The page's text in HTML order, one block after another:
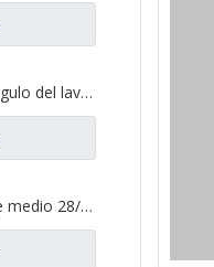
Engranaje medio del ángulo del lavabo del puente para los recambios 42104456 del camión de SAIC Hongyan
Engranaje cónico de eje medio 28/21 para eje Ankai Benz, repuestos para camiones Foton Auman HFF2502038/39CK1BZ